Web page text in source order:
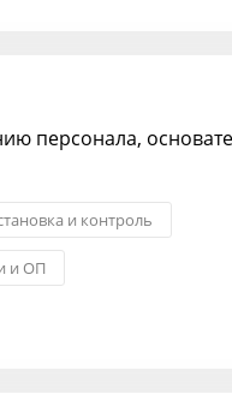
персонала,
и контроль
и ОП